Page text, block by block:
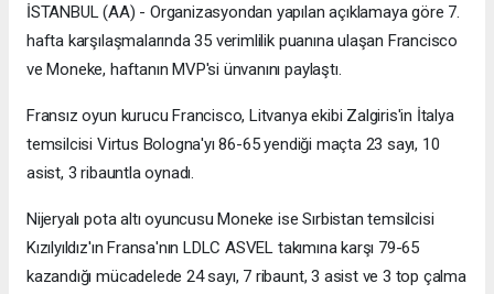
İSTANBUL (AA) - Organizasyondan yapılan açıklamaya göre 7.
hafta karşılaşmalarında 35 verimlilik puanına ulaşan Francisco
ve Moneke, haftanın MVP'si ünvanını paylaştı.
Fransız oyun kurucu Francisco, Litvanya ekibi Zalgiris'in İtalya
temsilcisi Virtus Bologna'yı 86-65 yendiği maçta 23 sayı, 10
asist, 3 ribauntla oynadı.
Nijeryalı pota altı oyuncusu Moneke ise Sırbistan temsilcisi
Kızılyıldız'ın Fransa'nın LDLC ASVEL takımına karşı 79-65
kazandığı mücadelede 24 sayı, 7 ribaunt, 3 asist ve 3 top çalma